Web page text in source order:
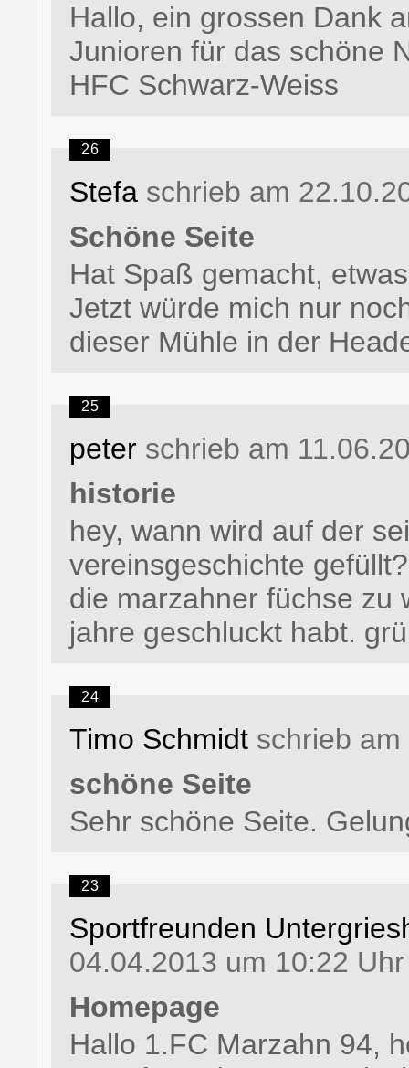
Hallo, ein grossen Dank
Junioren für das schöne
HFC Schwarz-Weiss
26
Stefa schrieb am
Schöne Seite
Hat Spaß gemacht,
Jetzt würde mich nur
dieser Mühle in der
25
peter schrieb am
historie
hey, wann wird auf der
vereinsgeschichte
die marzahner füchse zu
jahre geschluckt habt.
24
Timo Schmidt schrieb
schöne Seite
Sehr schöne Seite.
23
Sportfreunden
04.04.2013 um 10:22 Uhr
Homepage
Hallo 1.FC Marzahn 94,